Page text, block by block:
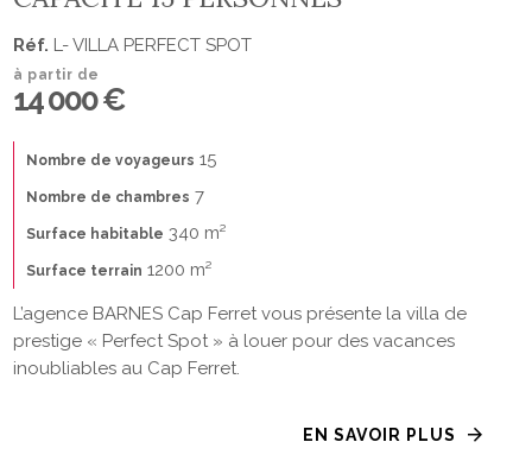
Réf. L- VILLA PERFECT SPOT
à partir de
14 000 €
Nombre de voyageurs 15
Nombre de chambres 7
Surface habitable 340 m²
Surface terrain 1200 m²
L’agence BARNES Cap Ferret vous présente la villa de
prestige « Perfect Spot » à louer pour des vacances
inoubliables au Cap Ferret.
EN SAVOIR PLUS